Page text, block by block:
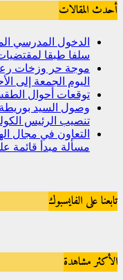
أحدث المقالات
الدخول المدرسي
سلفا طبقا لمقتضیات
موجة حر وزخات
اليوم الجمعة إلى
توقعات أحوال
وصول السيد
تنصيب الرئيس
التعاون في مجال
مسألة مبدأ قائمة
تابعنا على الفايسبوك
الأكثر مشاهدة